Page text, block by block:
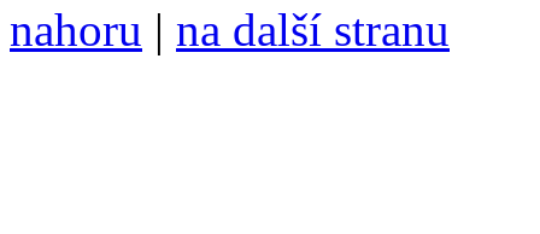
nahoru | na další stranu